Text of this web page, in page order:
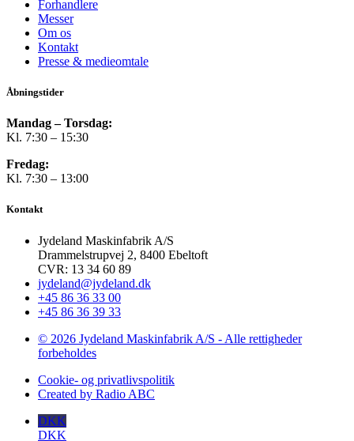
Forhandlere
Messer
Om os
Kontakt
Presse & medieomtale
Åbningstider
Mandag – Torsdag:
Kl. 7:30 – 15:30
Fredag:
Kl. 7:30 – 13:00
Kontakt
Jydeland Maskinfabrik A/S
Drammelstrupvej 2, 8400 Ebeltoft
CVR: 13 34 60 89
jydeland@jydeland.dk
+45 86 36 33 00
+45 86 36 39 33
© 2026 Jydeland Maskinfabrik A/S - Alle rettigheder
forbeholdes
Cookie- og privatlivspolitik
Created by Radio ABC
DKK
DKK